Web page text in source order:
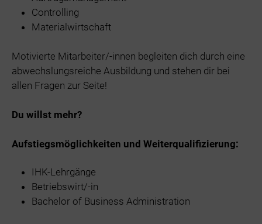
Controlling
Materialwirtschaft
Motivierte Mitarbeiter/-innen begleiten dich durch eine
abwechslungsreiche Ausbildung und stehen dir bei
allen Fragen zur Seite!
Du willst mehr?
Aufstiegsmöglichkeiten und Weiterqualifizierung:
IHK-Lehrgänge
Betriebswirt/-in
Bachelor of Business Administration